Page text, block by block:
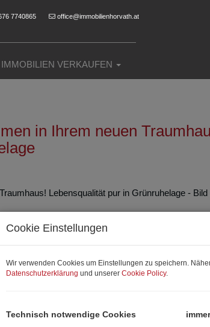
7740865 office@immobilienhorvath.at
IMMOBILIEN VERKAUFEN
in Ihrem neuen
Cookie Einstellungen
Wir verwenden Cookies um Einstellungen zu speichern.
Datenschutzerklärung und unserer Cookie Policy.
Technisch notwendige Cookies